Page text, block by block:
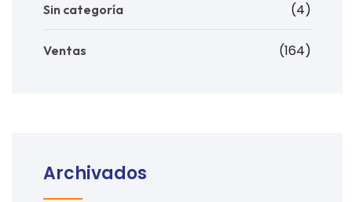
Sin categoría (4)
Ventas (164)
Archivados